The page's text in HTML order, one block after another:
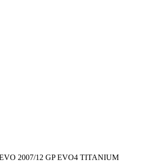
2007/12 GP EVO4 TITANIUM